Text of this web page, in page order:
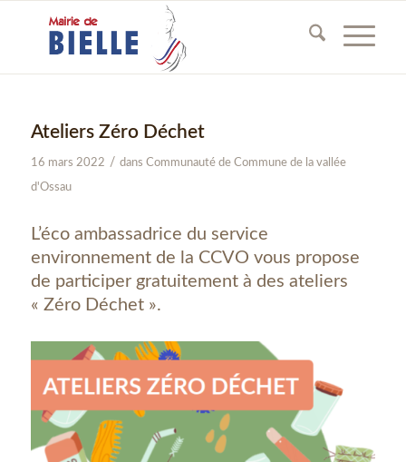
Ateliers Zéro Déchet
16 mars 2022 / dans Communauté de Commune de la vallée
d'Ossau
L’éco ambassadrice du service
environnement de la CCVO vous propose
de participer gratuitement à des ateliers
« Zéro Déchet ».